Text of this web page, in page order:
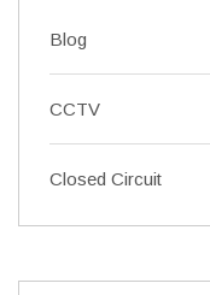
Blog
CCTV
Closed Circuit